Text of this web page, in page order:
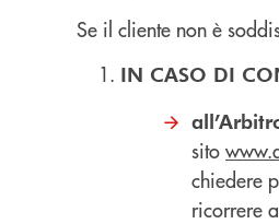
Se il cliente non è
IN CASO DI
sito
chiedere
ricorrere